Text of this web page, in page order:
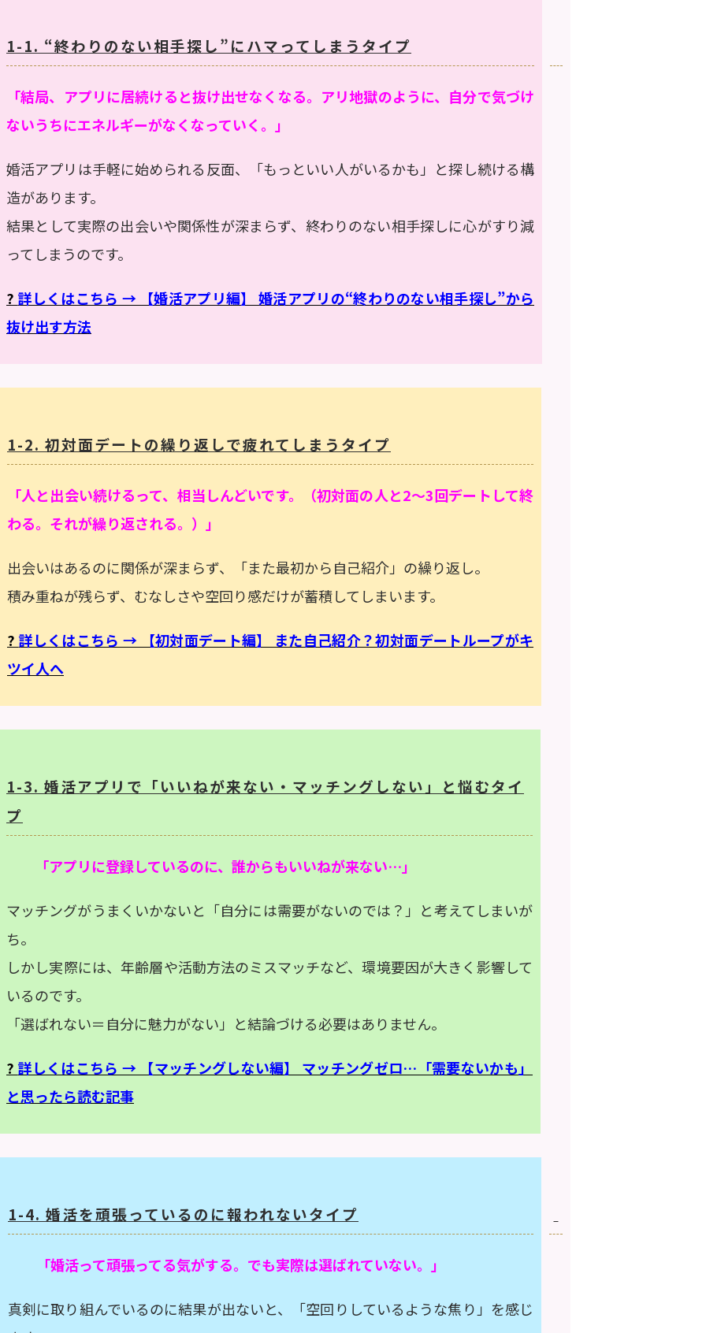
1-1. “終わりのない相手探し”にハマってしまうタイプ
「結局、アプリに居続けると抜け出せなくなる。アリ地獄のように、自分で気づけ
ないうちにエネルギーがなくなっていく。」
婚活アプリは手軽に始められる反面、「もっといい人がいるかも」と探し続ける構
造があります。
結果として実際の出会いや関係性が深まらず、 終わりのない相手探しに心がすり減
ってしまうのです。
? 詳しくはこちら → 【婚活アプリ編】 婚活アプリの“終わりのない相手探し”から
抜け出す方法
1-2. 初対面デートの繰り返しで疲れてしまうタイプ
「人と出会い続けるって、相当しんどいです。（初対面の人と2～3回デートして終
わる。それが繰り返される。）」
出会いはあるのに関係が深まらず、「また最初から自己紹介」の繰り返し。
積み重ねが残らず、むなしさや空回り感だけが蓄積してしまいます。
? 詳しくはこちら → 【初対面デート編】 また自己紹介？初対面デートループがキ
ツイ人へ
1-3. 婚活アプリで「いいねが来ない・マッチングしない」と悩むタイ
プ
「アプリに登録しているのに、誰からもいいねが来ない…」
マッチングがうまくいかないと「自分には需要がないのでは？」と考えてしまいが
ち。
しかし実際には、年齢層や活動方法のミスマッチなど、環境要因が大きく影響して
いるのです。
「選ばれない＝自分に魅力がない」と結論づける必要はありません。
? 詳しくはこちら → 【マッチングしない編】 マッチングゼロ…「需要ないかも」
と思ったら読む記事
1-4. 婚活を頑張っているのに報われないタイプ
「婚活って頑張ってる気がする。でも実際は選ばれていない。」
真剣に取り組んでいるのに結果が出ないと、「空回りしているような焦り」を感じ